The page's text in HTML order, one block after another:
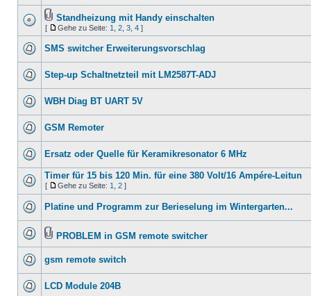
Standheizung mit Handy einschalten
[ Gehe zu Seite: 1 2 3 4 ]
SMS switcher Erweiterungsvorschlag
Step-up Schaltnetzteil mit LM2587T-ADJ
WBH Diag BT UART 5V
GSM Remoter
Ersatz oder Quelle für Keramikresonator 6 MHz
Timer für 15 bis 120 Min. für eine 380 Volt/16 Ampére-Leitun
[ Gehe zu Seite: 1 2 ]
Platine und Programm zur Berieselung im Wintergarten...
PROBLEM in GSM remote switcher
gsm remote switch
LCD Module 204B